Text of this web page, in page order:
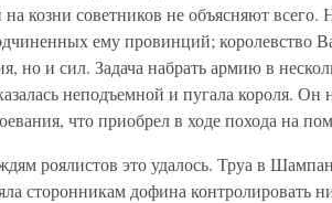
на козни советников не объясняют
ему провинций; королевство
но и сил. Задача набрать армию в
неподъемной и пугала короля.
что приобрел в ходе похода на
роялистов это удалось. Труа в
сторонникам дофина контролировать